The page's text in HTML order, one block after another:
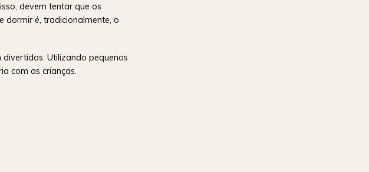
devem tentar que os
dormir é, tradicionalmente, o
Utilizando pequenos
com as crianças.